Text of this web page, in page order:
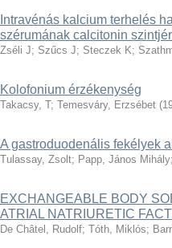
Intravénás kalcium terhelés
szérumának calcitonin
Zséli J; Szűcs J; Steczek K;
Kolofonium érzékenység
Takacsy, T; Temesváry, Erzsébet (
A gastroduodenális fekélyek
Tulassay, Zsolt; Papp, János Mihály;
EXCHANGEABLE BODY
ATRIAL NATRIURETIC
De Châtel, Rudolf; Tóth, Miklós;